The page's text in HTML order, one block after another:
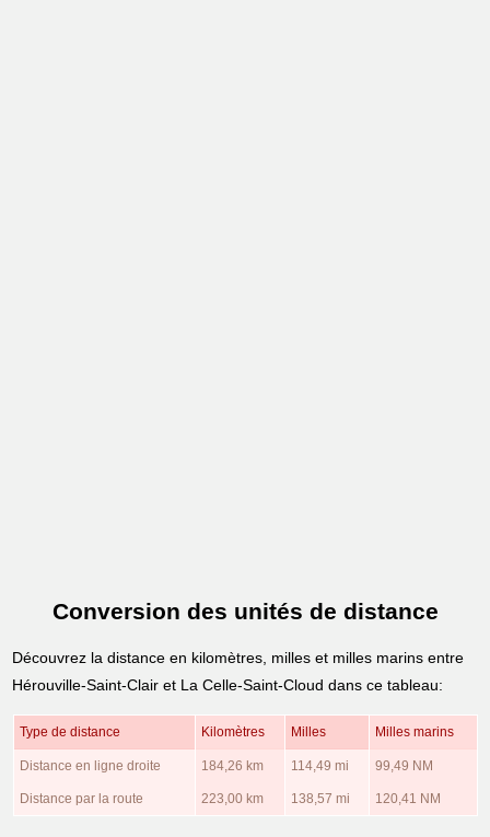
Conversion des unités de distance
Découvrez la distance en kilomètres, milles et milles marins entre
Hérouville-Saint-Clair et La Celle-Saint-Cloud dans ce tableau:
Type de distance Kilomètres Milles Milles marins
Distance en ligne droite 184,26 km 114,49 mi 99,49 NM
Distance par la route 223,00 km 138,57 mi 120,41 NM